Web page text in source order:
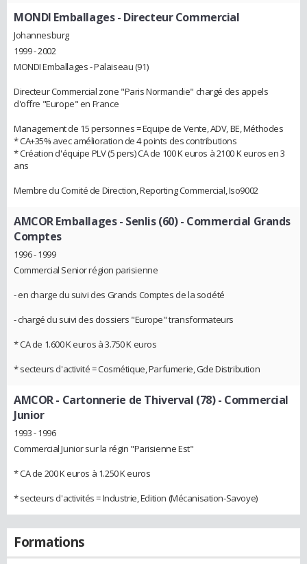
MONDI Emballages- Directeur Commercial
Johannesburg
1999 - 2002
MONDI Emballages - Palaiseau (91)
Directeur Commercial zone "Paris Normandie" chargé des appels
d'offre "Europe" en France
Management de 15 personnes = Equipe de Vente, ADV, BE, Méthodes
* CA+35% avec amélioration de 4 points des contributions
* Création d'équipe PLV (5 pers) CA de 100 K euros à 2100 K euros en 3
ans
Membre du Comité de Direction, Reporting Commercial, Iso9002
AMCOR Emballages - Senlis (60)- Commercial Grands
Comptes
1996 - 1999
Commercial Senior région parisienne
- en charge du suivi des Grands Comptes de la société
- chargé du suivi des dossiers "Europe" transformateurs
* CA de 1.600 K euros à 3.750 K euros
* secteurs d'activité = Cosmétique, Parfumerie, Gde Distribution
AMCOR - Cartonnerie de Thiverval (78)- Commercial
Junior
1993 - 1996
Commercial Junior sur la régin "Parisienne Est"
* CA de 200 K euros à 1.250 K euros
* secteurs d'activités = Industrie, Edition (Mécanisation-Savoye)
Formations